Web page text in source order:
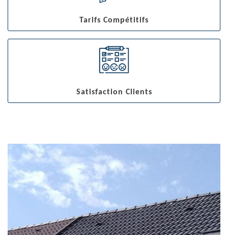
Tarifs Compétitifs
Satisfaction Clients